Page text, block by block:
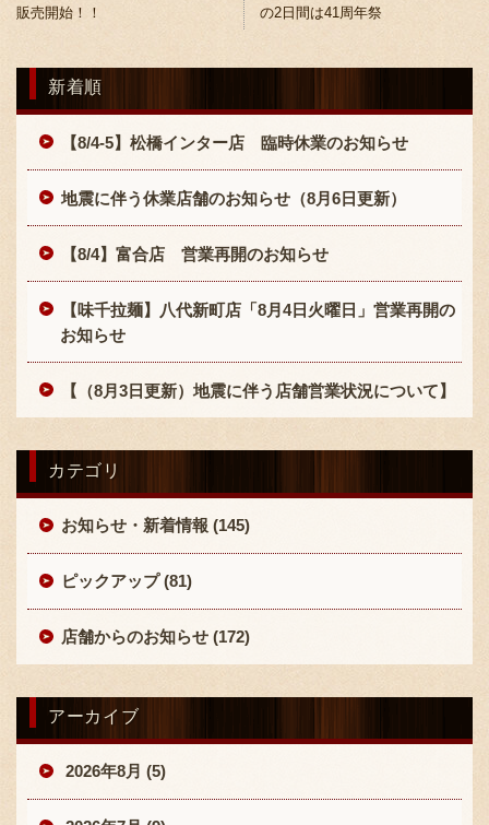
〒869-1107 熊本県菊池郡菊陽町辛川448
TEL:096-349-2222
FAX :096-349-2288
販売開始！！
の2日間は41周年祭
新着順
【8/4-5】松橋インター店 臨時休業のお知らせ
地震に伴う休業店舗のお知らせ（8月6日更新）
【8/4】富合店 営業再開のお知らせ
【味千拉麺】八代新町店「8月4日火曜日」営業再開の
お知らせ
【（8月3日更新）地震に伴う店舗営業状況について】
カテゴリ
お知らせ・新着情報 (145)
ピックアップ (81)
店舗からのお知らせ (172)
アーカイブ
2026年8月 (5)